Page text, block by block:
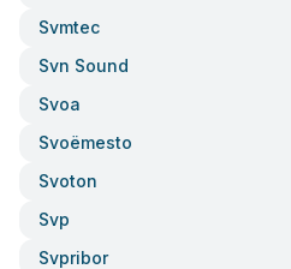
Svmtec
Svn Sound
Svoa
Svoëmesto
Svoton
Svp
Svpribor